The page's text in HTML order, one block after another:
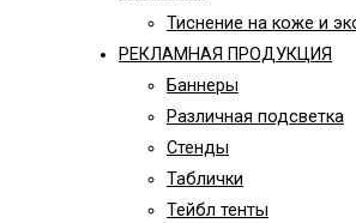
Тиснение на коже и
РЕКЛАМНАЯ ПРОДУКЦИЯ
Баннеры
Различная подсветка
Стенды
Таблички
Тейбл тенты